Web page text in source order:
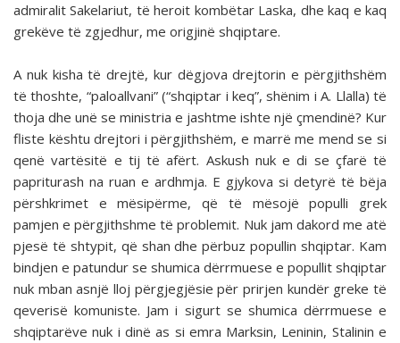
admiralit Sakelariut, të heroit kombëtar Laska, dhe kaq e kaq
grekëve të zgjedhur, me origjinë shqiptare.
A nuk kisha të drejtë, kur dëgjova drejtorin e përgjithshëm
të thoshte, “paloallvani” (“shqiptar i keq”, shënim i A. Llalla) të
thoja dhe unë se ministria e jashtme ishte një çmendinë? Kur
fliste kështu drejtori i përgjithshëm, e marrë me mend se si
qenë vartësitë e tij të afërt. Askush nuk e di se çfarë të
papriturash na ruan e ardhmja. E gjykova si detyrë të bëja
përshkrimet e mësipërme, që të mësojë populli grek
pamjen e përgjithshme të problemit. Nuk jam dakord me atë
pjesë të shtypit, që shan dhe përbuz popullin shqiptar. Kam
bindjen e patundur se shumica dërrmuese e popullit shqiptar
nuk mban asnjë lloj përgjegjësie për prirjen kundër greke të
qeverisë komuniste. Jam i sigurt se shumica dërrmuese e
shqiptarëve nuk i dinë as si emra Marksin, Leninin, Stalinin e